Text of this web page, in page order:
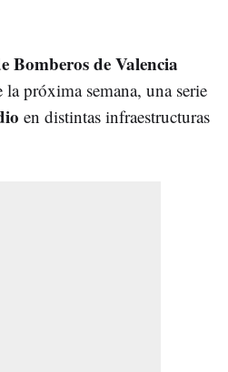
Bomberos de Valencia
próxima semana, una serie
en distintas infraestructuras